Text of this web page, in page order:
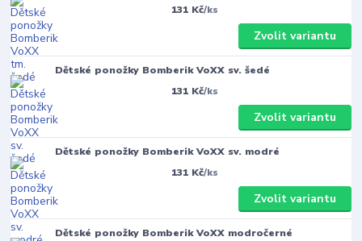
131 Kč/ks
Zvolit variantu
Dětské ponožky Bomberik VoXX sv. šedé
131 Kč/ks
Zvolit variantu
Dětské ponožky Bomberik VoXX sv. modré
131 Kč/ks
Zvolit variantu
Dětské ponožky Bomberik VoXX modročerné